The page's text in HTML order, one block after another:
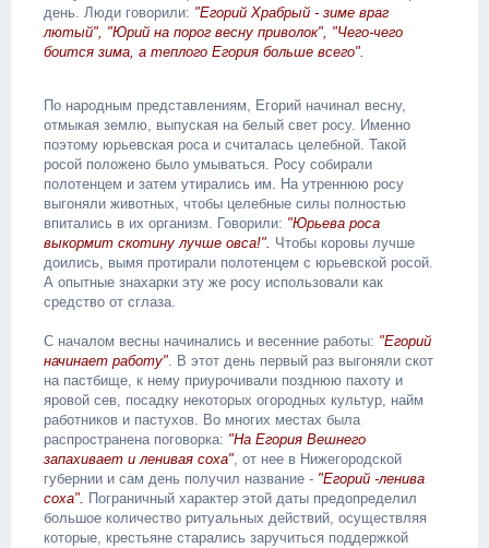
день. Люди говорили: "Егорий Храбрый - зиме враг
лютый", "Юрий на порог весну приволок", "Чего-чего
боится зима, а теплого Егория больше всего".
По народным представлениям, Егорий начинал весну,
отмыкая землю, выпуская на белый свет росу. Именно
поэтому юрьевская роса и считалась целебной. Такой
росой положено было умываться. Росу собирали
полотенцем и затем утирались им. На утреннюю росу
выгоняли животных, чтобы целебные силы полностью
впитались в их организм. Говорили: "Юрьева роса
выкормит скотину лучше овса!". Чтобы коровы лучше
доились, вымя протирали полотенцем с юрьевской росой.
А опытные знахарки эту же росу использовали как
средство от сглаза.
С началом весны начинались и весенние работы: "Егорий
начинает работу". В этот день первый раз выгоняли скот
на пастбище, к нему приурочивали позднюю пахоту и
яровой сев, посадку некоторых огородных культур, найм
работников и пастухов. Во многих местах была
распространена поговорка: "На Егория Вешнего
запахивает и ленивая соха", от нее в Нижегородской
губернии и сам день получил название - "Егорий -ленива
соха". Пограничный характер этой даты предопределил
большое количество ритуальных действий, осуществляя
которые, крестьяне старались заручиться поддержкой